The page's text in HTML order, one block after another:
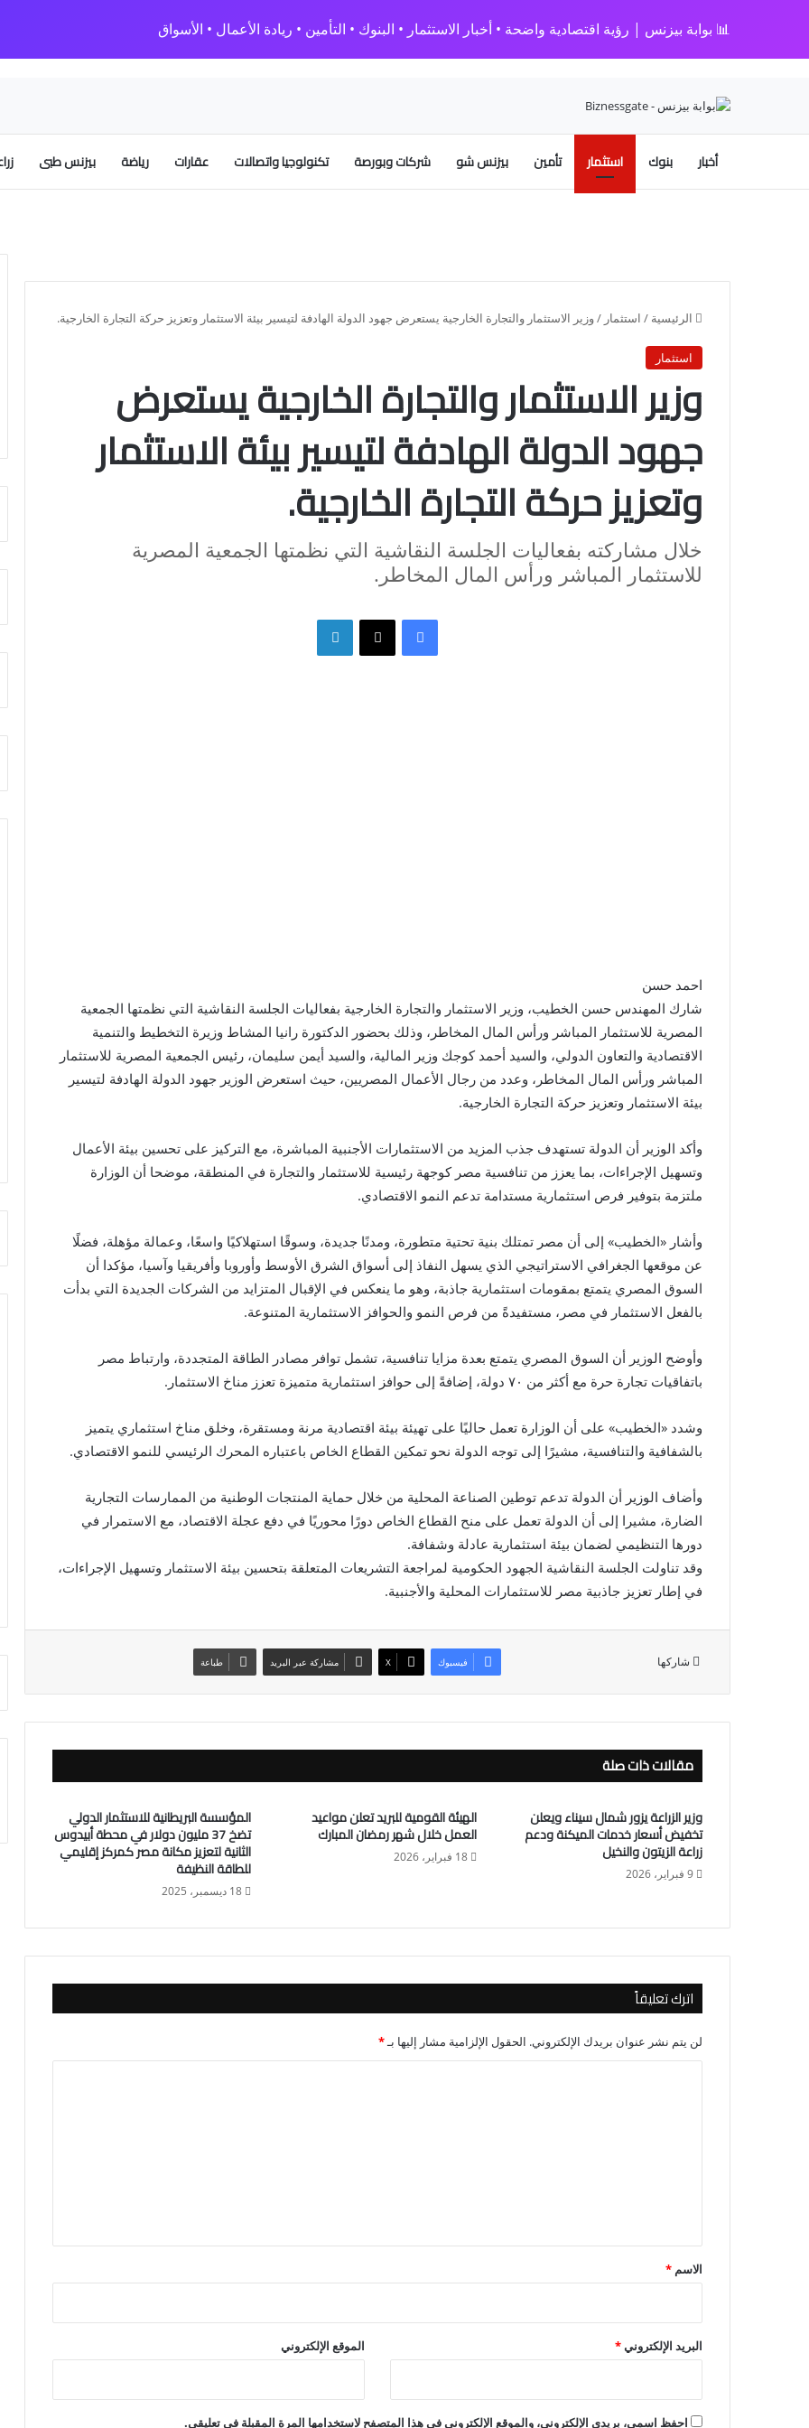
📊 بوابة بيزنس | رؤية اقتصادية واضحة • أخبار الاستثمار • البنوك • التأمين • ريادة الأعمال • الأسواق
أخبار بنوك استثمار تأمين بيزنس شو شركات وبورصة تكنولوجيا واتصالات عقارات رياضة بيزنس طبى
الرئيسية / استثمار /وزير الاستثمار والتجارة الخارجية يستعرض جهود الدولة الهادفة لتيسير بيئة الاستثمار وتعزيز حركة التجارة الخارجية.
استثمار
وزير الاستثمار والتجارة الخارجية يستعرض
جهود الدولة الهادفة لتيسير بيئة الاستثمار
وتعزيز حركة التجارة الخارجية.
خلال مشاركته بفعاليات الجلسة النقاشية التي نظمتها الجمعية المصرية
للاستثمار المباشر ورأس المال المخاطر.
فيسبوك X
احمد حسن
شارك المهندس حسن الخطيب، وزير الاستثمار والتجارة الخارجية بفعاليات الجلسة النقاشية التي نظمتها الجمعية
المصرية للاستثمار المباشر ورأس المال المخاطر، وذلك بحضور الدكتورة رانيا المشاط وزيرة التخطيط والتنمية
الاقتصادية والتعاون الدولي، والسيد أحمد كوجك وزير المالية، والسيد أيمن سليمان، رئيس الجمعية المصرية للاستثمار
المباشر ورأس المال المخاطر، وعدد من رجال الأعمال المصريين، حيث استعرض الوزير جهود الدولة الهادفة لتيسير
بيئة الاستثمار وتعزيز حركة التجارة الخارجية.
وأكد الوزير أن الدولة تستهدف جذب المزيد من الاستثمارات الأجنبية المباشرة، مع التركيز على تحسين بيئة الأعمال
وتسهيل الإجراءات، بما يعزز من تنافسية مصر كوجهة رئيسية للاستثمار والتجارة في المنطقة، موضحا أن الوزارة
ملتزمة بتوفير فرص استثمارية مستدامة تدعم النمو الاقتصادي.
وأشار «الخطيب» إلى أن مصر تمتلك بنية تحتية متطورة، ومدنًا جديدة، وسوقًا استهلاكيًا واسعًا، وعمالة مؤهلة، فضلًا
عن موقعها الجغرافي الاستراتيجي الذي يسهل النفاذ إلى أسواق الشرق الأوسط وأوروبا وأفريقيا وآسيا، مؤكدا أن
السوق المصري يتمتع بمقومات استثمارية جاذبة، وهو ما ينعكس في الإقبال المتزايد من الشركات الجديدة التي بدأت
بالفعل الاستثمار في مصر، مستفيدةً من فرص النمو والحوافز الاستثمارية المتنوعة.
وأوضح الوزير أن السوق المصري يتمتع بعدة مزايا تنافسية، تشمل توافر مصادر الطاقة المتجددة، وارتباط مصر
باتفاقيات تجارة حرة مع أكثر من ٧٠ دولة، إضافةً إلى حوافز استثمارية متميزة تعزز مناخ الاستثمار.
وشدد «الخطيب» على أن الوزارة تعمل حاليًا على تهيئة بيئة اقتصادية مرنة ومستقرة، وخلق مناخ استثماري يتميز
بالشفافية والتنافسية، مشيرًا إلى توجه الدولة نحو تمكين القطاع الخاص باعتباره المحرك الرئيسي للنمو الاقتصادي.
وأضاف الوزير أن الدولة تدعم توطين الصناعة المحلية من خلال حماية المنتجات الوطنية من الممارسات التجارية
الضارة، مشيرا إلى أن الدولة تعمل على منح القطاع الخاص دورًا محوريًا في دفع عجلة الاقتصاد، مع الاستمرار في
دورها التنظيمي لضمان بيئة استثمارية عادلة وشفافة.
وقد تناولت الجلسة النقاشية الجهود الحكومية لمراجعة التشريعات المتعلقة بتحسين بيئة الاستثمار وتسهيل الإجراءات،
في إطار تعزيز جاذبية مصر للاستثمارات المحلية والأجنبية.
شاركها فيسبوك X مشاركة عبر البريد طباعة
مقالات ذات صلة
وزير الزراعة يزور شمال سيناء ويعلن
تخفيض أسعار خدمات الميكنة ودعم
زراعة الزيتون والنخيل
9 فبراير، 2026
الهيئة القومية للبريد تعلن مواعيد
العمل خلال شهر رمضان المبارك
18 فبراير، 2026
المؤسسة البريطانية للاستثمار الدولي
تضخ 37 مليون دولار في محطة أبيدوس
الثانية لتعزيز مكانة مصر كمركز إقليمي
للطاقة النظيفة
18 ديسمبر، 2025
اترك تعليقاً
لن يتم نشر عنوان بريدك الإلكتروني. الحقول الإلزامية مشار إليها بـ*
*
الاسم *
البريد الإلكتروني* الموقع الإلكتروني
احفظ اسمي، بريدي الإلكتروني، والموقع الإلكتروني في هذا المتصفح لاستخدامها المرة المقبلة في تعليقي.